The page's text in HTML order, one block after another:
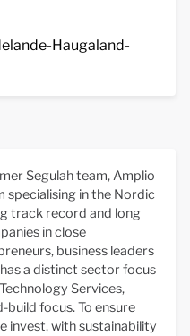
Haugaland-
Segulah team, Amplio
specialising in the Nordic
track record and long
in close
business leaders
a distinct sector focus
Services,
focus. To ensure
invest, with sustainability